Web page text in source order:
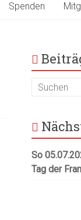
Spenden
So
Tag der